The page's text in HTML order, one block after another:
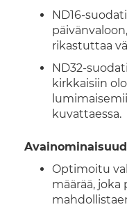
ND16-
rikastuttaa
ND32-
kirkkaisiin
kuvattaessa.
Optimoitu
määrää, joka